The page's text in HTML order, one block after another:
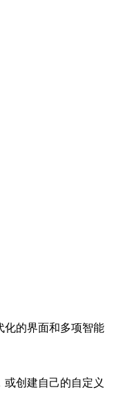
化的界面和多项智能
或创建自己的自定义